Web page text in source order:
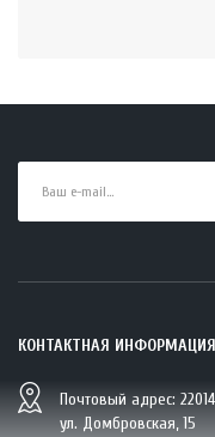
BIO Кокосовая
КОНТАКТНАЯ ИНФОРМАЦИЯ
Почтовый адрес:
ул. Домбровская, 15